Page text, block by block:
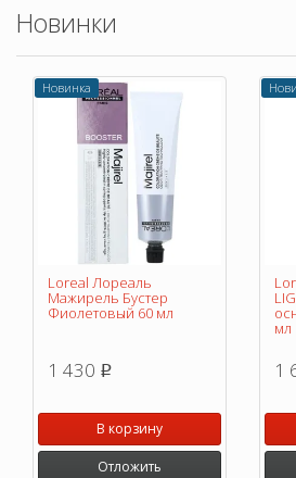
Новинки
Новинка
Loreal Лореаль
Мажирель Бустер
Фиолетовый 60 мл
1 430 p
В корзину
Отложить
мл
1